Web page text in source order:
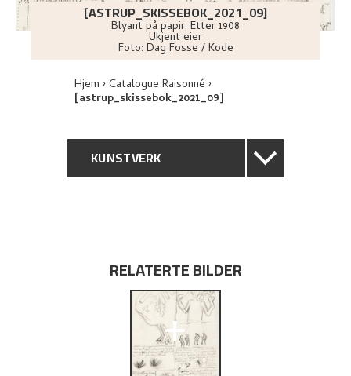
[ASTRUP_SKISSEBOK_2021_09]
Blyant på papir, Etter1908
Ukjent eier
Foto: Dag Fosse / Kode
Hjem Catalogue Raisonné
[astrup_skissebok_2021_09]
KUNSTVERK
UTFORSK
RELATERTE BILDER
+